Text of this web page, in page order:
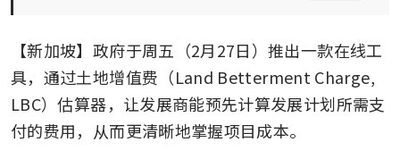
【新加坡】政府于周五（2月27日）推出一款在线工
具，通过土地增值费（Land Betterment Charge,
LBC）估算器，让发展商能预先计算发展计划所需支
付的费用，从而更清晰地掌握项目成本。